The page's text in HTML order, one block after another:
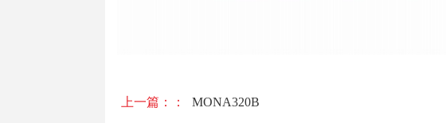
上一篇：： MONA320B